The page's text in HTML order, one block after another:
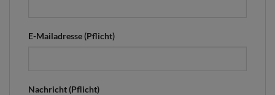
E-Mailadresse (Pflicht)
Nachricht (Pflicht)